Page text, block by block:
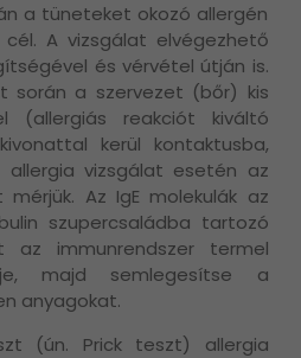
a tüneteket okozó allergén
A vizsgálat elvégezhető
és vérvétel útján is.
során a szervezet (bőr) kis
(allergiás reakciót kiváltó
kerül kontaktusba,
vizsgálat esetén az
mérjük. Az IgE molekulák az
szupercsaládba tartozó
az immunrendszer termel
majd semlegesítse a
anyagokat.
(ún. Prick teszt) allergia